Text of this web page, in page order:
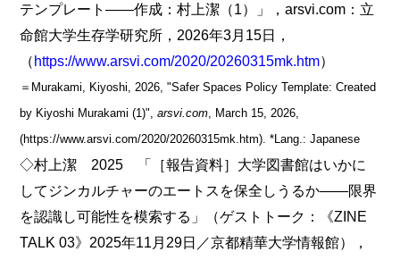
テンプレート――作成：村上潔（1）」，arsvi.com：立
命館大学生存学研究所，2026年3月15日，
（ https://www.arsvi.com/2020/20260315mk.htm）
＝Murakami, Kiyoshi, 2026, "Safer Spaces Policy Template: Created
by Kiyoshi Murakami (1)",arsvi.com, March 15, 2026,
(https://www.arsvi.com/2020/20260315mk.htm). *Lang.: Japanese
◇村上潔 2025 「［報告資料］大学図書館はいかに
してジンカルチャーのエートスを保全しうるか――限界
を認識し可能性を模索する」（ゲストトーク：《ZINE
TALK 03》2025年11月29日／京都精華大学情報館），